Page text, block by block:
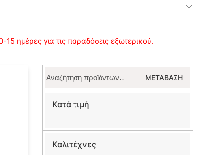
ημέρες για τις παραδόσεις εξωτερικού.
για:
ΜΕΤΆΒΑΣΗ
Κατά τιμή
Καλιτέχνες